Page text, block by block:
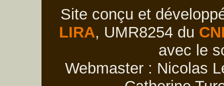
Site conçu et
LIRA, UMR8254 du
avec le
Webmaster : Nicolas